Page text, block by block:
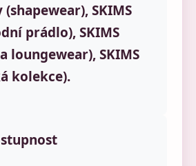
(shapewear), SKIMS
prádlo), SKIMS
loungewear), SKIMS
kolekce).